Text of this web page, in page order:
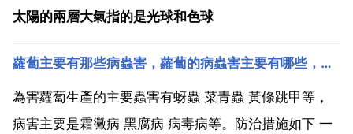
太陽的兩層大氣指的是光球和色球
蘿蔔主要有那些病蟲害，蘿蔔的病蟲害主要有哪些，有什麼防治方法
為害蘿蔔生產的主要蟲害有蚜蟲 菜青蟲 黃條跳甲等，
病害主要是霜黴病 黑腐病 病毒病等。防治措施如下 一